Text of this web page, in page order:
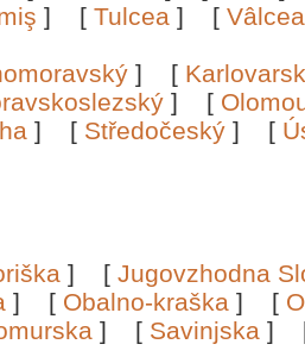
] [ Tulcea ] [
] [
] [
] [ Středočeský ] [
] [ Jugovzhodna
] [ Obalno-kraška ] [
] [ Savinjska ]